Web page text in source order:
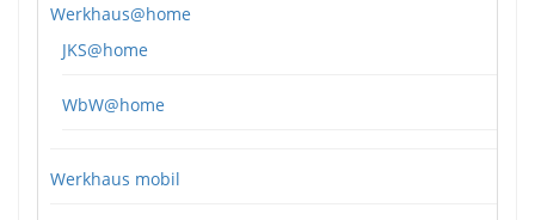
Werkhaus@home
JKS@home
WbW@home
Werkhaus mobil